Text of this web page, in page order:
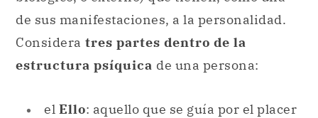
de sus manifestaciones, a la personalidad.
Considera tres partes dentro de la
estructura psíquica de una persona:
el Ello: aquello que se guía por el placer